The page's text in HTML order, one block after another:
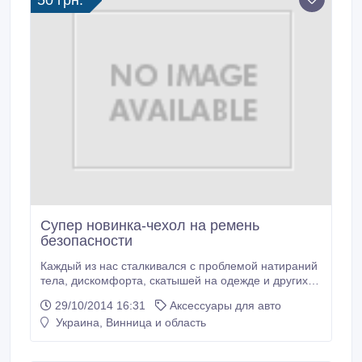
Супер новинка-чехол на ремень
безопасности
Каждый из нас сталкивался с проблемой натираний
тела, дискомфорта, скатышей на одежде и других
Сейчас эта проблема решена! Благодаря чехлам на
ремни безопасности, которые изготовлены из
29/10/2014 16:31
Аксессуары для авто
Украина, Винница и область